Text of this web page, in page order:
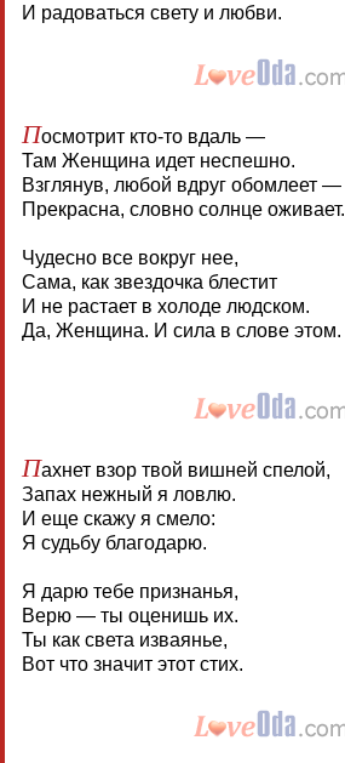
И радоваться свету и любви.
Посмотрит кто-то вдаль —
Там Женщина идет неспешно.
Взглянув, любой вдруг обомлеет —
Прекрасна, словно солнце оживает.
Чудесно все вокруг нее,
Сама, как звездочка блестит
И не растает в холоде людском.
Да, Женщина. И сила в слове этом.
Пахнет взор твой вишней спелой,
Запах нежный я ловлю.
И еще скажу я смело:
Я судьбу благодарю.
Я дарю тебе признанья,
Верю — ты оценишь их.
Ты как света изваянье,
Вот что значит этот стих.